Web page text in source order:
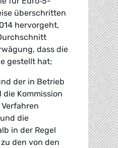
überschritten
hervorgeht,
dass die
gestellt hat;
der in Betrieb
Kommission
die
in der Regel
den von den